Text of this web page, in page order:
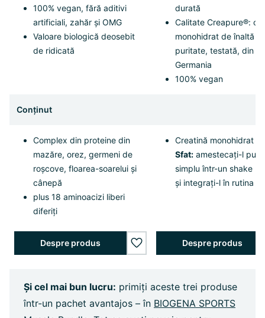
100% vegan, fără aditivi
artificiali, zahăr și OMG
Valoare biologică deosebit
de ridicată
durată
Calitate Creapure®:
monohidrat de înaltă
puritate, testată, din
Germania
100% vegan
Conținut
Complex din proteine din
mazăre, orez, germeni de
roșcove, floarea-soarelui și
cânepă
plus 18 aminoacizi liberi
diferiți
Creatină monohidrat
Sfat: amestecați-l pur
simplu într-un shake
și integrați-l în rutina
Despre produs
wishlist.add
Despre produs
Și cel mai bun lucru: primiți aceste trei produse
într-un pachet avantajos – în BIOGENA SPORTS